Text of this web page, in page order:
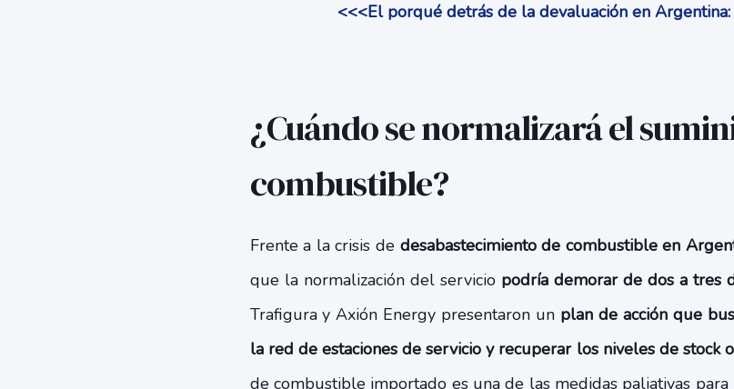
<<<El porqué detrás de la devaluación en Argentina:
¿Cuándo se normalizará el
combustible?
Frente a la crisis de desabastecimiento de combustible en
que la normalización del servicio podría demorar de dos a tres
Trafigura y Axión Energy presentaron un plan de acción que
la red de estaciones de servicio y recuperar los niveles de stock
de combustible importado es una de las medidas paliativas